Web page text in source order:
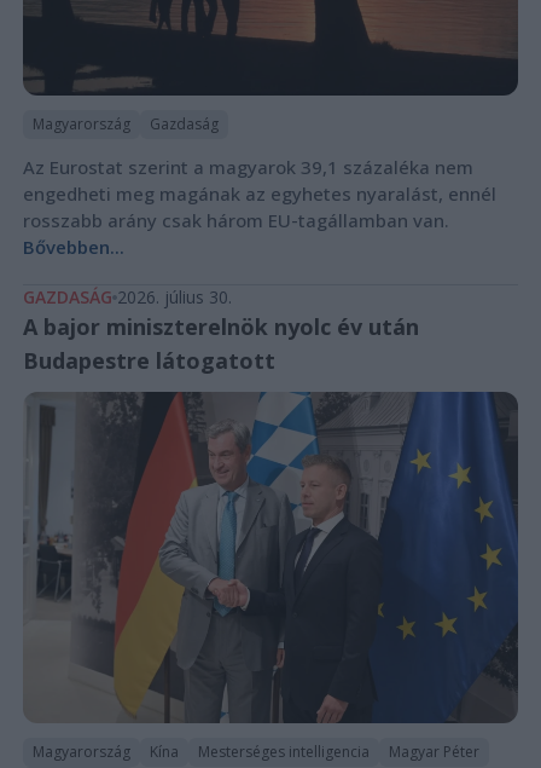
Magyarország Gazdaság
Az Eurostat szerint a magyarok 39,1 százaléka nem
engedheti meg magának az egyhetes nyaralást, ennél
rosszabb arány csak három EU-tagállamban van.
Bővebben...
GAZDASÁG 2026. július 30.
A bajor miniszterelnök nyolc év után
Budapestre látogatott
Magyarország Kína Mesterséges intelligencia
Magyar Péter